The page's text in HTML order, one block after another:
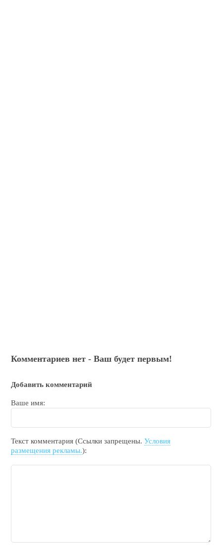
Комментариев нет - Ваш будет первым!
Добавить комментарий
Ваше имя:
Текст комментария (Ссылки запрещены.Условия
размещения рекламы.):